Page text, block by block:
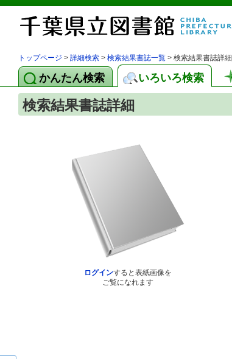
トップページ > 詳細検索 > 検索結果書誌一覧 > 検索結果書誌詳細
かんたん検索 いろいろ検索
検索結果書誌詳細
ログインすると表紙画像を
ご覧になれます